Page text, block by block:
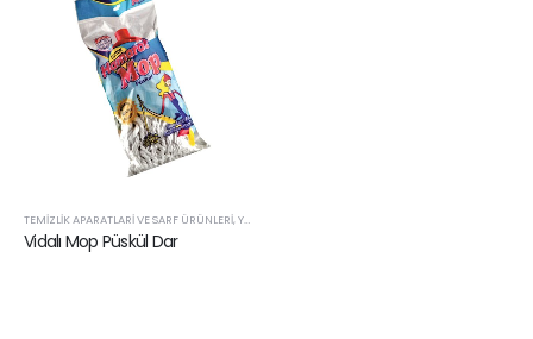
TEMIZLIK APARATLARI VE SARF ÜRÜNLERI,YEDEK MOP VE PASPASLAR
Vidalı Mop Püskül Dar